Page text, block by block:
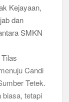
Pemimpin
Candi
Tetek.
biasa, tetapi